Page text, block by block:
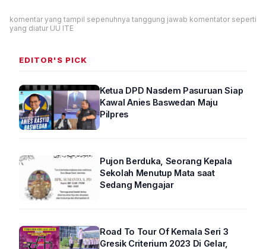
komentar yang tampil sepenuhnya tanggung jawab komentator seperti
yang diatur UU ITE
EDITOR'S PICK
Ketua DPD Nasdem Pasuruan Siap
Kawal Anies Baswedan Maju
Pilpres
Pujon Berduka, Seorang Kepala
Sekolah Menutup Mata saat
Sedang Mengajar
Road To Tour Of Kemala Seri 3
Gresik Criterium 2023 Di Gelar,